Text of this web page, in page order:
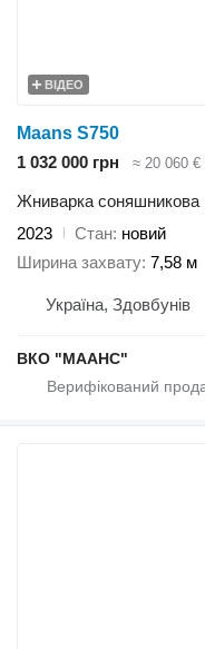
ВІДЕО
Maans S750
1 032 000 грн
≈ 20 060 €
Жниварка соняшникова
2023
Стан новий
Ширина захвату 7,58 м
Україна, Здовбунів
ВКО "МААНС"